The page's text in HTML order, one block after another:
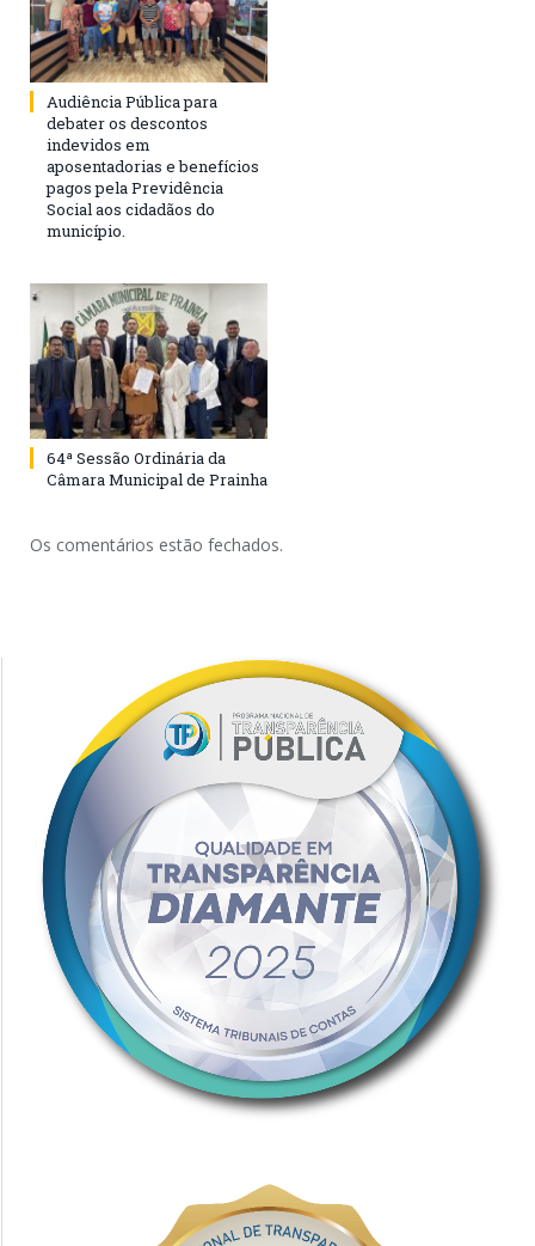
Audiência Pública para
debater os descontos
indevidos em
aposentadorias e benefícios
pagos pela Previdência
Social aos cidadãos do
município.
64ª Sessão Ordinária da
Câmara Municipal de Prainha
Os comentários estão fechados.